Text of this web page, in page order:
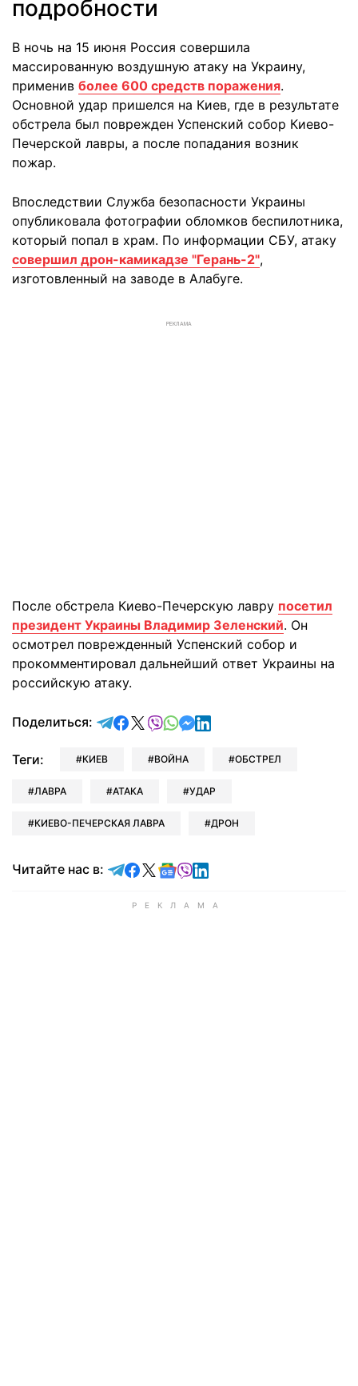
подробности
В ночь на 15 июня Россия совершила
массированную воздушную атаку на Украину,
применив более 600 средств поражения.
Основной удар пришелся на Киев, где в результате
обстрела был поврежден Успенский собор Киево-
Печерской лавры, а после попадания возник
пожар.
Впоследствии Служба безопасности Украины
опубликовала фотографии обломков беспилотника,
который попал в храм. По информации СБУ, атаку
совершил дрон-камикадзе "Герань-2",
изготовленный на заводе в Алабуге.
РЕКЛАМА
После обстрела Киево-Печерскую лавру посетил
президент Украины Владимир Зеленский. Он
осмотрел поврежденный Успенский собор и
прокомментировал дальнейший ответ Украины на
российскую атаку.
Поделиться: отправить в Telegram
поделиться в Facebook
поделиться в X
отправить в Viber
отправить в Whatsapp
отправить в Messenger
отправить в LinkedIn
Теги: КИЕВ ВОЙНА ОБСТРЕЛ
ЛАВРА АТАКА УДАР
КИЕВО-ПЕЧЕРСКАЯ ЛАВРА ДРОН
Читайте нас в: Читайте в Telegram
Читайте в Facebook
Читайте в X
Читайте в Google news
Читайте в Viber
Читайте в LinkedIn